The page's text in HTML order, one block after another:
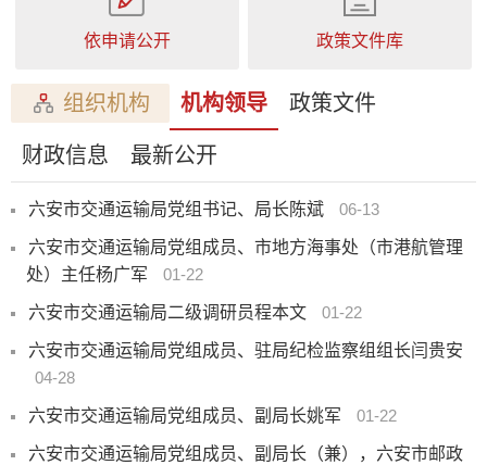
依申请公开 政策文件库
组织机构 机构领导 政策文件
财政信息 最新公开
六安市交通运输局党组书记、局长陈斌 06-13
六安市交通运输局党组成员、市地方海事处（市港航管理
处）主任杨广军
01-22
六安市交通运输局二级调研员程本文 01-22
六安市交通运输局党组成员、驻局纪检监察组组长闫贵安
04-28
六安市交通运输局党组成员、副局长姚军 01-22
六安市交通运输局党组成员、副局长（兼），六安市邮政